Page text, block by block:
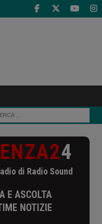
4
di Radio Sound
E ASCOLTA
NOTIZIE